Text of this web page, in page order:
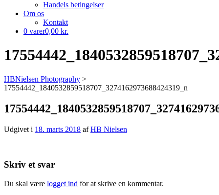
Handels betingelser
Om os
Kontakt
0 varer0,00 kr.
HBNielsen Photography >
17554442_1840532859518707_3274162973688424319_n
Udgivet i 18. marts 2018 afHB Nielsen
Skriv et svar
Du skal være logget ind for at skrive en kommentar.